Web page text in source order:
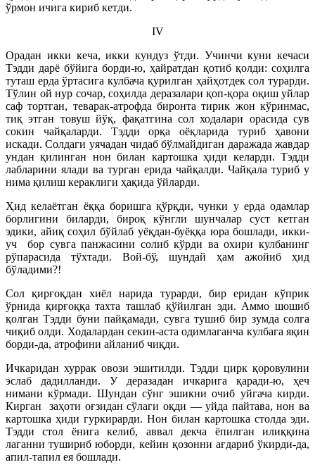
ўрмон ичига кириб кетди.
IV
Орадан икки кеча, икки кундуз ўтди. Учинчи куни кечаси
Тэдди дарё бўйига борди-ю, ҳайратдан қотиб қолди: соҳилга
туташ ерда ўртасига кулбача қурилган ҳайҳотдек сол турарди.
Тўлин ой нур сочар, соҳилда деразалари қоп-қора оқиш уйлар
саф тортган, теварак-атрофда биронта тирик жон кўринмас,
тиқ этган товуш йўқ, фақатгина сол ходалари орасида сув
сокин чайқаларди. Тэдди орқа оёқларида туриб ҳавони
искади. Солдаги уячадан чидаб бўлмайдиган даражада жавдар
ундан қилинган нон билан картошка ҳиди келарди. Тэдди
лабларини ялади ва турган ерида чайқалди. Чайқала туриб у
нима қилиш кераклиги ҳақида ўйларди.
Ҳид келаётган ёққа боришга қўрқди, чунки у ерда одамлар
борлигини биларди, бироқ кўнгли шунчалар суст кетган
эдики, айиқ соҳил бўйлаб уёқдан-буёққа юра бошлади, икки-
уч бор сувга панжасини солиб кўрди ва охири кулбанинг
рўпарасида тўхтади. Вой-бў, шундай ҳам ажойиб ҳид
бўладими?!
Сол қирғоқдан хиёл нарида турарди, бир еридан кўприк
ўрнида қирғоққа тахта ташлаб қўйилган эди. Аммо шошиб
қолган Тэдди буни пайқамади, сувга тушиб бир зумда солга
чиқиб олди. Ходалардан секин-аста одимлаганча кулбага яқин
борди-да, атрофини айланиб чиқди.
Ичкаридан хуррак овози эшитилди. Тэдди цирк қоровулини
эслаб дадилланди. У деразадан ичкарига қаради-ю, ҳеч
нимани кўрмади. Шундан сўнг эшикни очиб уйгача кирди.
Кирган заҳоти оғзидан сўлаги оқди — уйда пайтава, нон ва
картошка ҳиди гуркирарди. Нон билан картошка столда эди.
Тэдди стол ёнига келиб, аввал декча ёпилган илиққина
лаганни тушириб юборди, кейин қозонни ағдариб ўкирди-да,
апил-тапил ея бошлади.